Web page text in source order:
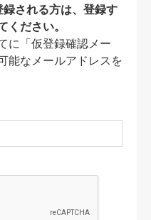
される方は、登録す
ださい。
に「仮登録確認メー
能なメールアドレスを